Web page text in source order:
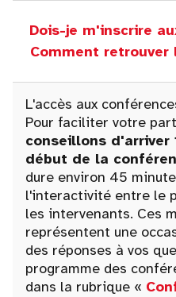
Dois-je m'inscrire
Comment retrouver
L'accès aux
Pour faciliter votre
conseillons d'arriver
début de la
dure environ 45
l'interactivité entre le
les intervenants. Ces
représentent une
des réponses à vos
programme des
dans la rubrique «